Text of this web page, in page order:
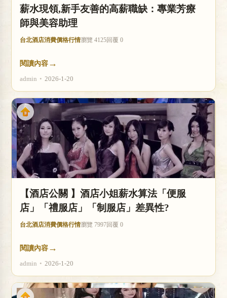
薪水現領,新手友善的高薪職缺：專業芳療
師與美容助理
台北酒店消費價格行情瀏覽 4125回覆 0
閱讀內容 →
admin • 2026-1-20
【酒店公關 】酒店小姐薪水算法「便服
店」「禮服店」「制服店」差異性?
台北酒店消費價格行情瀏覽 7997回覆 0
閱讀內容 →
admin • 2026-1-20